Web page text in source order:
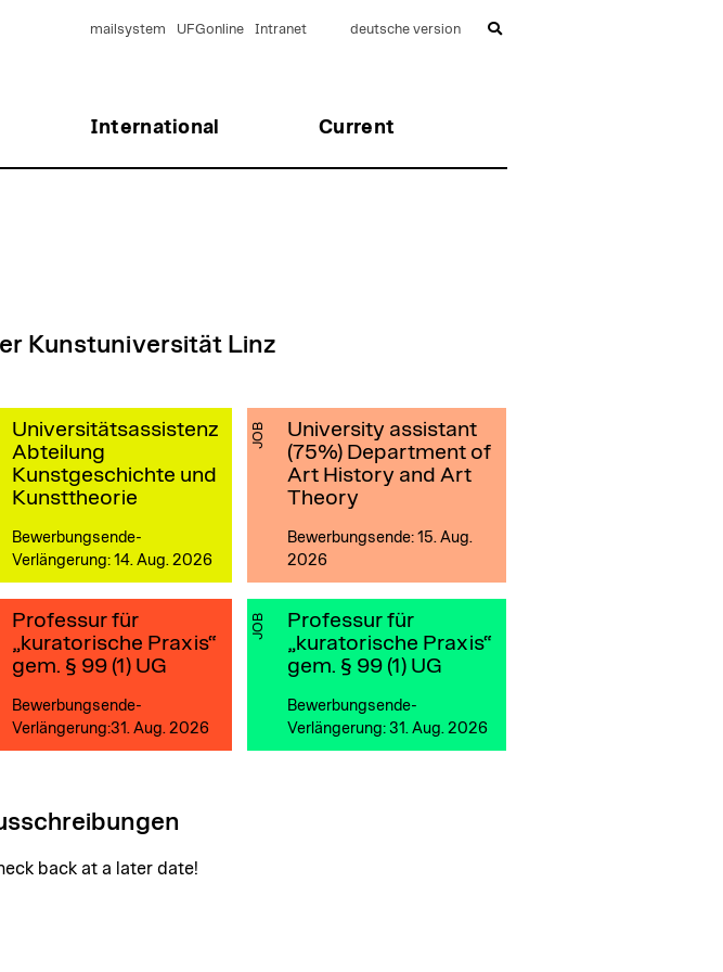
International Current
mailsystem UFGonline Intranet deutsche version
Kunstuniversität Linz
Universitätsassistenz
Abteilung
Kunstgeschichte und
Kunsttheorie
Bewerbungsende-
Verlängerung: 14. Aug. 2026
JOB
University assistant
(75%) Department of
Art History and Art
Theory
Bewerbungsende: 15. Aug.
2026
Professur für
„kuratorische Praxis“
gem. § 99 (1) UG
Bewerbungsende-
Verlängerung:31. Aug. 2026
JOB
Professur für
„kuratorische Praxis“
gem. § 99 (1) UG
Bewerbungsende-
Verlängerung: 31. Aug. 2026
back at a later date!